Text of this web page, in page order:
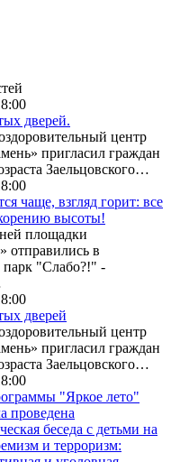
дверей.
центр
пригласил граждан
Заельцовского…
чаще, взгляд горит: все
высоты!
площадки
отправились в
парк "Слабо?!" -
дверей
центр
пригласил граждан
Заельцовского…
"Яркое лето"
проведена
беседа с детьми на
и терроризм: